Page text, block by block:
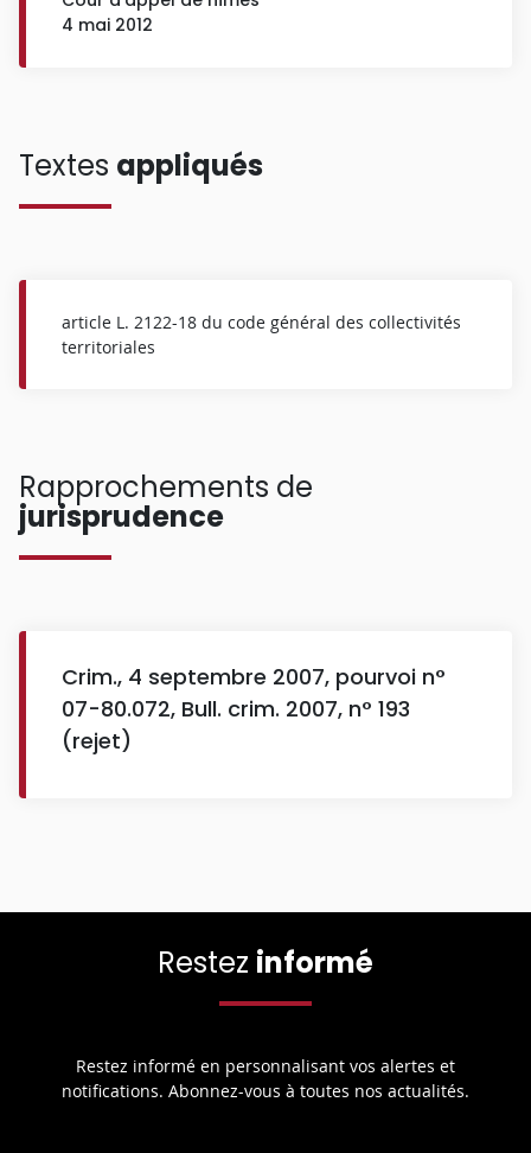
4 mai 2012
Textes appliqués
article L. 2122-18 du code général des collectivités
territoriales
Rapprochements de
jurisprudence
Crim., 4 septembre 2007, pourvoi n°
07-80.072, Bull. crim. 2007, n° 193
(rejet)
Restez informé
Restez informé en personnalisant vos alertes et
notifications. Abonnez-vous à toutes nos actualités.